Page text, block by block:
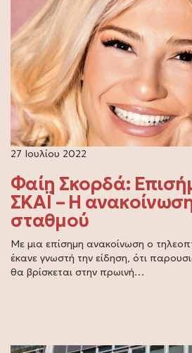
27 Ιουλίου 2022
Φαίη Σκορδά:
ΣΚΑΪ – Η
σταθμού
Με μια επίσημη ανακοίνωση ο
έκανε γνωστή την είδηση, ότι
θα βρίσκεται στην πρωινή…